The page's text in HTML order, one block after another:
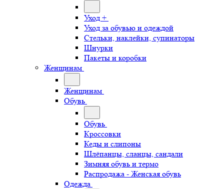
Уход +
Уход за обувью и одеждой
Стельки, наклейки, супинаторы
Шнурки
Пакеты и коробки
Женщинам
Женщинам
Обувь
Обувь
Кроссовки
Кеды и слипоны
Шлёпанцы, сланцы, сандали
Зимняя обувь и термо
Распродажа - Женская обувь
Одежда